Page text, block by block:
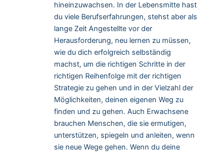
hineinzuwachsen. In der Lebensmitte hast
du viele Berufserfahrungen, stehst aber als
lange Zeit Angestellte vor der
Herausforderung, neu lernen zu müssen,
wie du dich erfolgreich selbständig
machst, um die richtigen Schritte in der
richtigen Reihenfolge mit der richtigen
Strategie zu gehen und in der Vielzahl der
Möglichkeiten, deinen eigenen Weg zu
finden und zu gehen. Auch Erwachsene
brauchen Menschen, die sie ermutigen,
unterstützen, spiegeln und anleiten, wenn
sie neue Wege gehen. Wenn du deine